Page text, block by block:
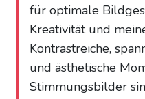
für optimale
Kreativität und
Kontrastreiche,
und ästhetische
Stimmungsbilder